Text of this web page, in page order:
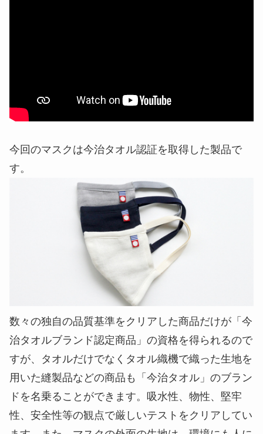
今回のマスクは今治タオル認証を取得した製品で
す。
数々の独自の品質基準をクリアした商品だけが「今
治タオルブランド認定商品」の資格を得られるので
すが、タオルだけでなくタオル織機で織った生地を
用いた縫製品などの商品も「今治タオル」のブラン
ドを名乗ることができます。吸水性、物性、堅牢
性、安全性等の観点で厳しいテストをクリアしてい